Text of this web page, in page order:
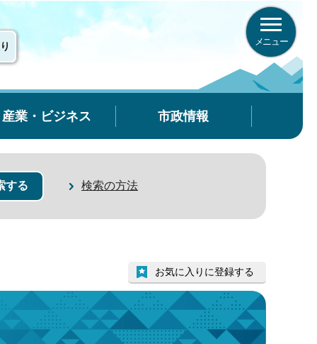
メニュー
産業・ビジネス 市政情報
検索の方法
お気に入りに登録する